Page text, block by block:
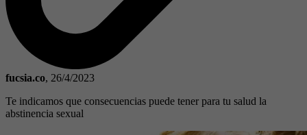
fucsia.co, 26/4/2023
Te indicamos que consecuencias puede tener para tu salud la
abstinencia sexual